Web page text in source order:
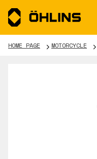
HOME PAGE MOTORCYCLE